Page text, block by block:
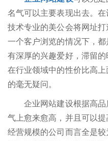
名气可以主要表现出去。在
技术专业的美公会将网址
一个客户浏览的情况下，
有深厚的兴趣爱好，滞留
在行业领域中的性价比高
的毫无疑问。
企业网站建设根据高品
气上愈来愈高，并且可以
经营规模的公司而言全是较